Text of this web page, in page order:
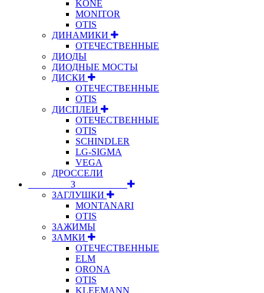
KONE
MONITOR
OTIS
ДИНАМИКИ
ОТЕЧЕСТВЕННЫЕ
ДИОДЫ
ДИОДНЫЕ МОСТЫ
ДИСКИ
ОТЕЧЕСТВЕННЫЕ
OTIS
ДИСПЛЕИ
ОТЕЧЕСТВЕННЫЕ
OTIS
SCHINDLER
LG-SIGMA
VEGA
ДРОССЕЛИ
⠀⠀⠀⠀⠀⠀З⠀⠀⠀⠀⠀⠀⠀
ЗАГЛУШКИ
MONTANARI
OTIS
ЗАЖИМЫ
ЗАМКИ
ОТЕЧЕСТВЕННЫЕ
ELM
ORONA
OTIS
KLEEMANN